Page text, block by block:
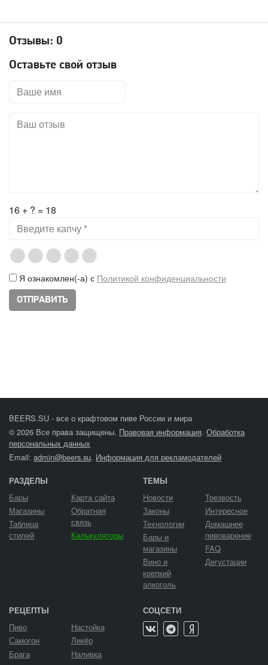
Отзывы: 0
Оставьте свой отзыв
16 + ? = 18
Я ознакомлен(-а) с Политикой конфиденциальности
BEERS.SU - все о крафтовом пиве России и мира
© 2026 Все права защищены. Правовая информация. Обработка
персональных данных
Email: admin@beers.su. Информация для рекламодателей
РАЗДЕЛЫ
Бары
Магазины
Таблица
стилей
Карта сайта
Обратная
связь
Калькуляторы
ТЕМЫ
Новости
Законы
Технологии
Бары и
магазины
Вино и
крепкий
алкоголь
Трезвость
Интересное
Домашнее
пивоварение
FAQ
Дегустации
РЕЦЕПТЫ
Пиво
Самогон
Брага
Настойка
Ликёр
Наливка
СОЦСЕТИ